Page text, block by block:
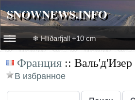
SNOWNEWS.INFO
☰☰
Новости
❄ Hlíðarfjall +10 cm
Франция ::
В избранное